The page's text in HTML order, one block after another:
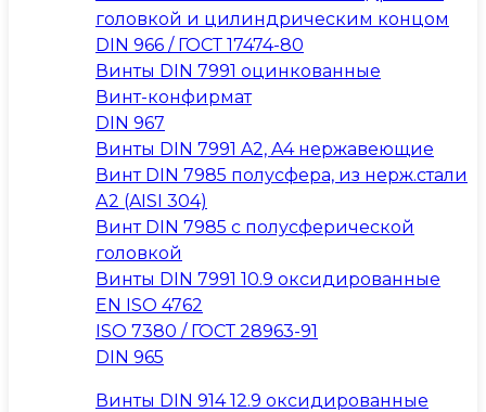
головкой и цилиндрическим концом
DIN 966 / ГОСТ 17474-80
Винты DIN 7991 оцинкованные
Винт-конфирмат
DIN 967
Винты DIN 7991 A2, A4 нержавеющие
Винт DIN 7985 полусфера, из нерж.стали
А2 (AISI 304)
Винт DIN 7985 с полусферической
головкой
Винты DIN 7991 10.9 оксидированные
EN ISO 4762
ISO 7380 / ГОСТ 28963-91
DIN 965
Винты DIN 914 12.9 оксидированные